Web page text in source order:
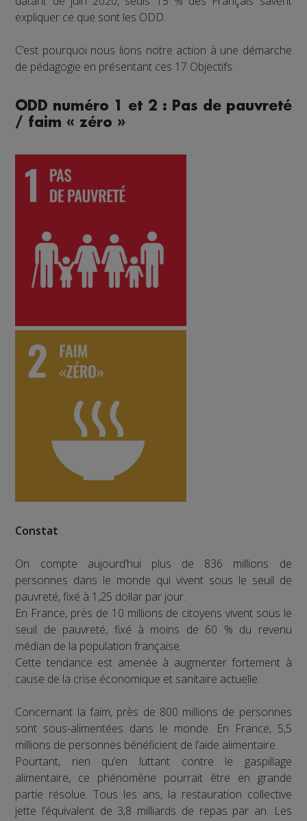
expliquer ce que sont les ODD.
C’est pourquoi nous lions notre action à une démarche
de pédagogie en présentant ces 17 Objectifs.
ODD numéro 1 et 2 : Pas de pauvreté
/ faim « zéro »
Constat
On compte aujourd’hui plus de 836 millions de
personnes dans le monde qui vivent sous le seuil de
pauvreté, fixé à 1,25 dollar par jour.
En France, près de 10 millions de citoyens vivent sous le
seuil de pauvreté, fixé à moins de 60 % du revenu
médian de la population française.
Cette tendance est amenée à augmenter fortement à
cause de la crise économique et sanitaire actuelle.
Concernant la faim, près de 800 millions de personnes
sont sous-alimentées dans le monde. En France, 5,5
millions de personnes bénéficient de l’aide alimentaire.
Pourtant, rien qu’en luttant contre le gaspillage
alimentaire, ce phénomène pourrait être en grande
partie résolue. Tous les ans, la restauration collective
jette l’équivalent de 3,8 milliards de repas par an. Les